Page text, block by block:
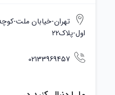
تهران-خیابان ملت-
اول-پلاک22
02133969457